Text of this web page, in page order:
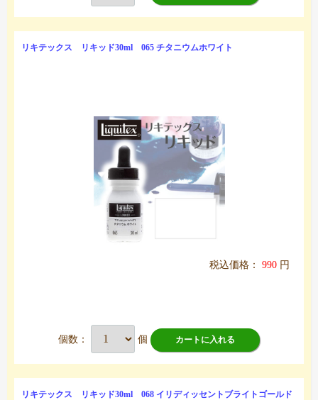
リキテックス リキッド30ml 065 チタニウムホワイト
税込価格： 990 円
個数： 個 カートに入れる
リキテックス リキッド30ml 068 イリディッセントブライトゴールド